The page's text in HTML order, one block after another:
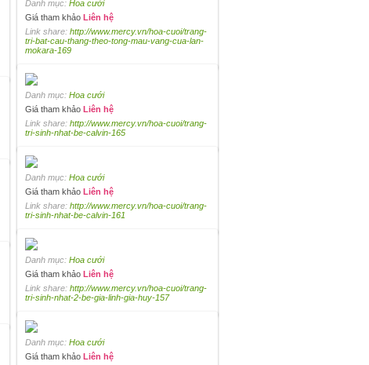
Danh mục: Hoa cưới
Giá tham khảo Liên hệ
Link share: http://www.mercy.vn/hoa-cuoi/trang-
tri-bat-cau-thang-theo-tong-mau-vang-cua-lan-
mokara-169
Danh mục: Hoa cưới
Giá tham khảo Liên hệ
Link share: http://www.mercy.vn/hoa-cuoi/trang-
tri-sinh-nhat-be-calvin-165
Danh mục: Hoa cưới
Giá tham khảo Liên hệ
Link share: http://www.mercy.vn/hoa-cuoi/trang-
tri-sinh-nhat-be-calvin-161
Danh mục: Hoa cưới
Giá tham khảo Liên hệ
Link share: http://www.mercy.vn/hoa-cuoi/trang-
tri-sinh-nhat-2-be-gia-linh-gia-huy-157
Danh mục: Hoa cưới
Giá tham khảo Liên hệ